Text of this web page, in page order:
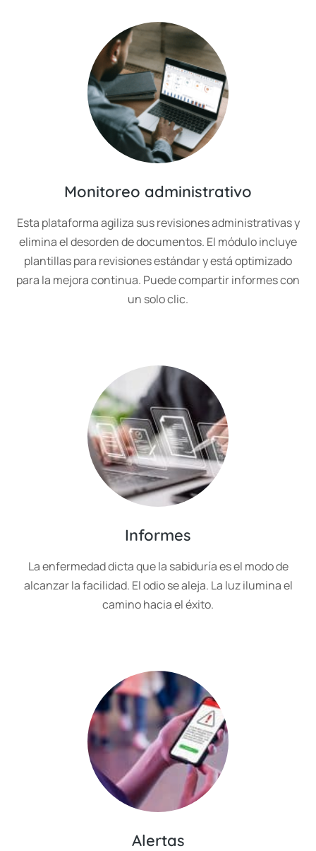
Monitoreo administrativo
Esta plataforma agiliza sus revisiones administrativas y
elimina el desorden de documentos. El módulo incluye
plantillas para revisiones estándar y está optimizado
para la mejora continua. Puede compartir informes con
un solo clic.
Informes
La enfermedad dicta que la sabiduría es el modo de
alcanzar la facilidad. El odio se aleja. La luz ilumina el
camino hacia el éxito.
Alertas